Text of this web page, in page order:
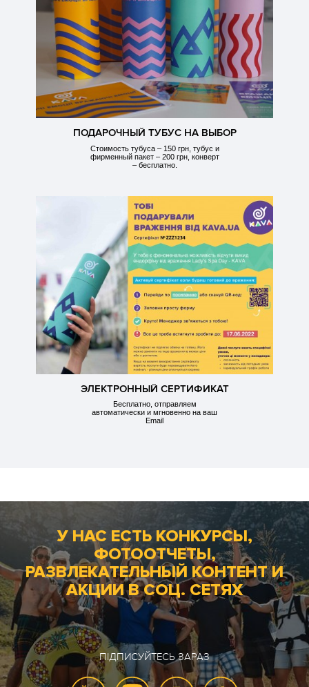
ПОДАРОЧНЫЙ ТУБУС НА ВЫБОР
Стоимость тубуса – 150 грн, тубус и
фирменный пакет – 200 грн, конверт
– бесплатно.
ЭЛЕКТРОННЫЙ СЕРТИФИКАТ
Бесплатно, отправляем
автоматически и мгновенно на ваш
Email
У НАС ЕСТЬ КОНКУРСЫ,
ФОТООТЧЕТЫ,
РАЗВЛЕКАТЕЛЬНЫЙ КОНТЕНТ И
АКЦИИ В СОЦ. СЕТЯХ
ПІДПИСУЙТЕСЬ ЗАРАЗ